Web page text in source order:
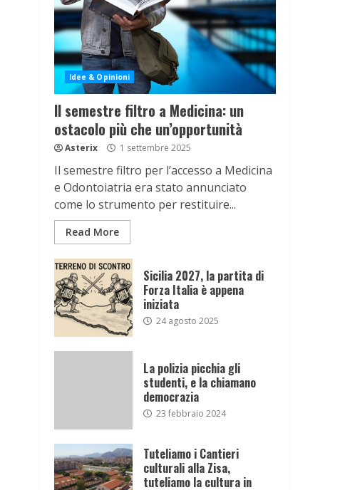
Idee & Opinioni
Il semestre filtro a Medicina: un
ostacolo più che un’opportunità
Asterix 1 settembre 2025
Il semestre filtro per l’accesso a Medicina
e Odontoiatria era stato annunciato
come lo strumento per restituire...
Read More
Sicilia 2027, la partita di
Forza Italia è appena
iniziata
24 agosto 2025
La polizia picchia gli
studenti, e la chiamano
democrazia
23 febbraio 2024
Tuteliamo i Cantieri
culturali alla Zisa,
tuteliamo la cultura in